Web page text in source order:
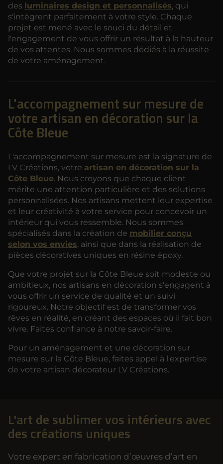
des luminaires design et personnalisés, qui
s'intègrent parfaitement à votre style. Chaque
projet est mené avec le souci du détail et
l'engagement de vous offrir un résultat à la hauteur
de vos attentes. Nous sommes dédiés à la réussite
de votre aménagement.
L'accompagnement sur mesure de
votre artisan en décoration sur la
Côte Bleue
L'accompagnement sur mesure est la signature de
LV Créations, votre artisan en décoration sur la
Côte Bleue. Nous croyons que chaque client
mérite une attention particulière et des solutions
personnalisées. Nos artisans mettent leur expertise
et leur créativité à votre service pour concevoir un
intérieur qui vous ressemble. Nous sommes
spécialisés dans la création de mobilier conçu
selon vos envies, ainsi que dans la réalisation de
pièces décoratives uniques en résine époxy.
Que votre projet sur la Côte Bleue soit modeste ou
ambitieux, nos artisans en décoration s'engagent à
vous offrir un service de qualité et un suivi
rigoureux. Notre objectif est de transformer vos
rêves en réalité, en créant des espaces où il fait bon
vivre. Faites confiance à notre savoir-faire.
Pour un aménagement et une décoration sur
mesure sur la Côte Bleue, faites appel à l'expertise
de votre artisan décorateur LV Créations.
L'art de sublimer vos intérieurs avec
des créations uniques
Votre expert en fabrication d’œuvres d’art en